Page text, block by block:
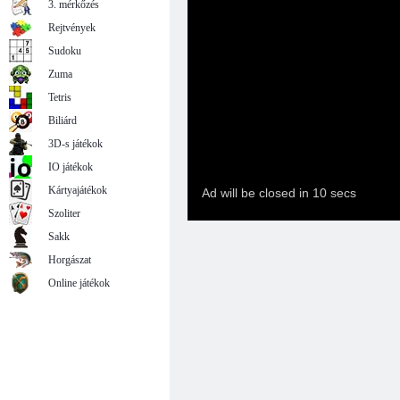
3. mérkőzés
Rejtvények
Sudoku
Zuma
Tetris
Biliárd
3D-s játékok
IO játékok
Kártyajátékok
Szoliter
Sakk
Horgászat
Online játékok